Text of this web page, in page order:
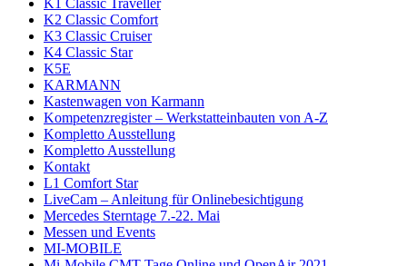
K1 Classic Traveller
K2 Classic Comfort
K3 Classic Cruiser
K4 Classic Star
K5E
KARMANN
Kastenwagen von Karmann
Kompetenzregister – Werkstatteinbauten von A-Z
Kompletto Ausstellung
Kompletto Ausstellung
Kontakt
L1 Comfort Star
LiveCam – Anleitung für Onlinebesichtigung
Mercedes Sterntage 7.-22. Mai
Messen und Events
MI-MOBILE